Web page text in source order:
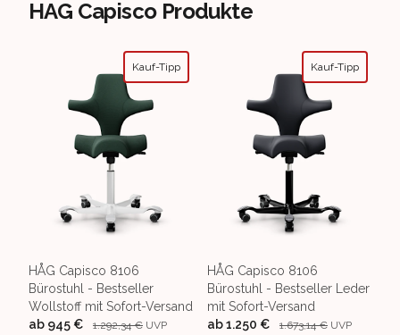
HAG Capisco Produkte
Kauf-Tipp
HÅG Capisco 8106
Bürostuhl - Bestseller
Wollstoff mit Sofort-Versand
ab 945 € 1.292,34 € UVP
Kauf-Tipp
HÅG Capisco 8106
Bürostuhl - Bestseller Leder
mit Sofort-Versand
ab1.250 € 1.673,14 € UVP